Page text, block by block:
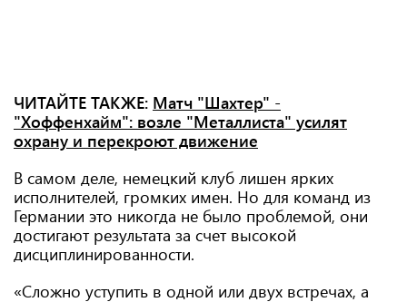
ЧИТАЙТЕ ТАКЖЕ: Матч "Шахтер" -
"Хоффенхайм": возле "Металлиста" усилят
охрану и перекроют движение
В самом деле, немецкий клуб лишен ярких
исполнителей, громких имен. Но для команд из
Германии это никогда не было проблемой, они
достигают результата за счет высокой
дисциплинированности.
«Сложно уступить в одной или двух встречах, а